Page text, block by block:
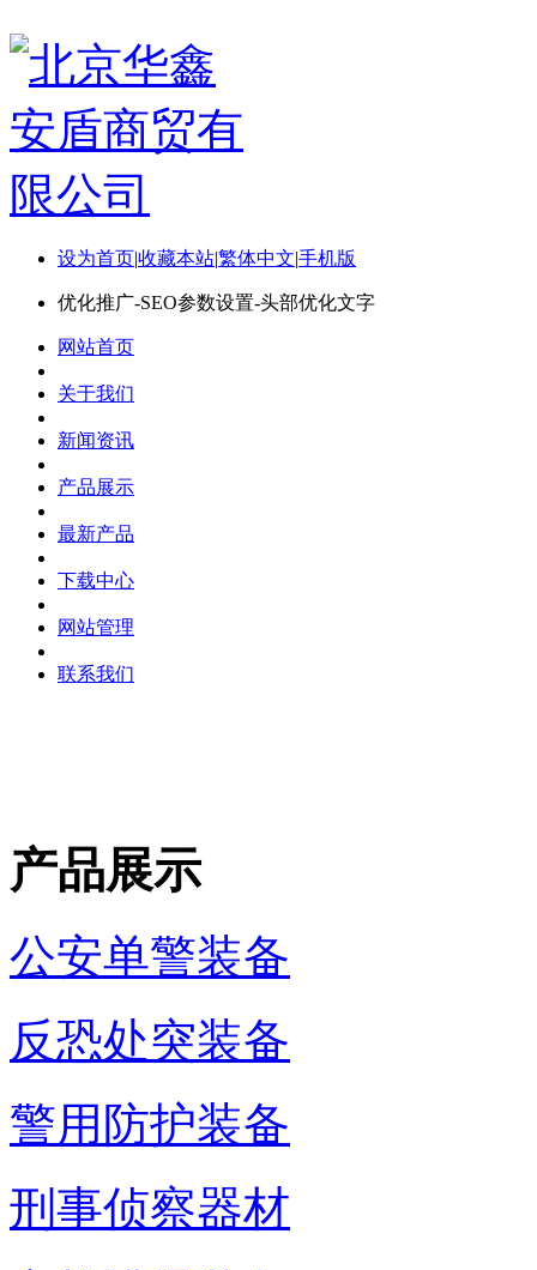
设为首页|收藏本站|繁体中文|手机版
优化推广-SEO参数设置-头部优化文字
网站首页
关于我们
新闻资讯
产品展示
最新产品
下载中心
网站管理
联系我们
产品展示
公安单警装备
反恐处突装备
警用防护装备
刑事侦察器材